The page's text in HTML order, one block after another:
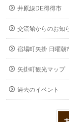
井原線DE得得市
交流館からのお知
宿場町矢掛 日曜朝
矢掛町観光マップ
過去のイベント